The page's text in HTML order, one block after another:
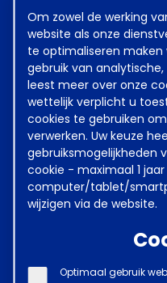
Cookie
melding
Om zowel de werking
website als onze
te optimaliseren maken
gebruik van
leest meer over onze
wettelijk verplicht u
cookies te gebruiken
verwerken. Uw keuze
gebruiksmogelijkheden
cookie - maximaal 1
computer/tablet/
wijzigen via de website.
Optimaal gebruik